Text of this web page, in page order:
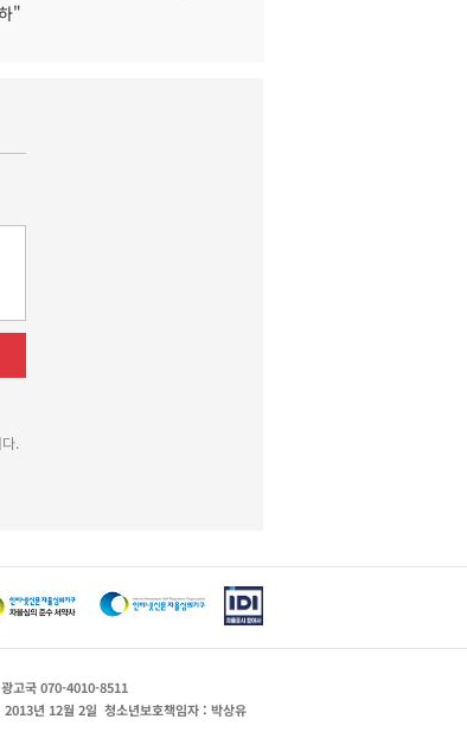
"
.
광고국 070-4010-8511
2013년 12월 2일 청소년보호책임자 : 박상유